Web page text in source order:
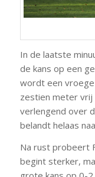
In de laatste
de kans op een
wordt een
zestien meter
verlengend over
belandt helaas
Na rust probeert
begint sterker,